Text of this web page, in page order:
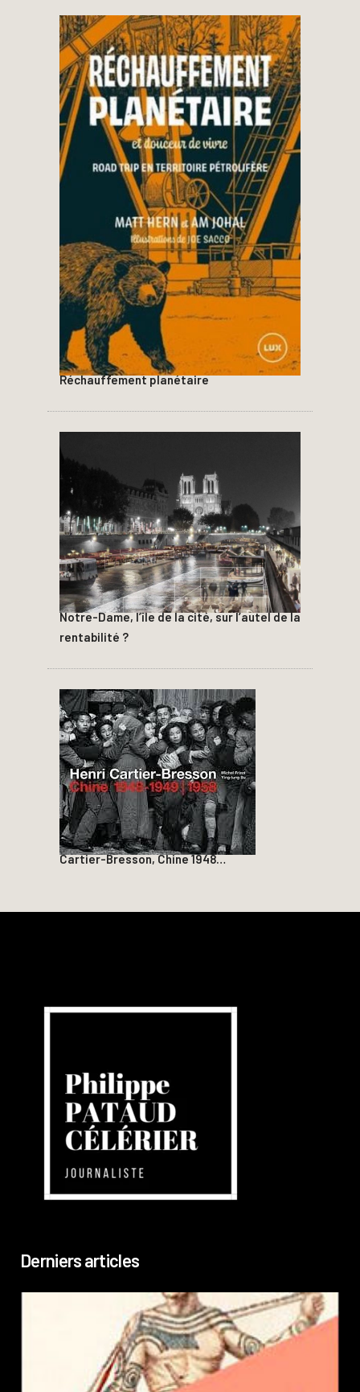
Réchauffement planétaire
Notre-Dame, l’île de la cité, sur l’autel de la
rentabilité ?
Cartier-Bresson, Chine 1948…
Derniers articles